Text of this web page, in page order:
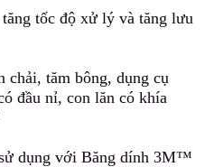
tốc độ xử lý và tăng lưu
chải, tăm bông, dụng cụ
đầu nỉ, con lăn có khía
dụng với Băng dính 3M™